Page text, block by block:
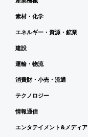
素材・化学
エネルギー・資源・鉱業
建設
運輸・物流
消費財・小売・流通
テクノロジー
情報通信
エンタテイメント&メディア